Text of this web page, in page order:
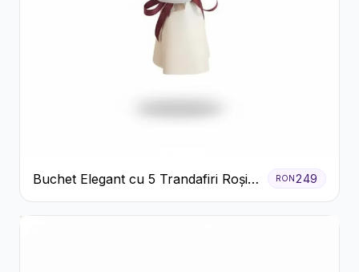
Buchet Elegant cu 5 Trandafiri Roșii
și Eucalipt
RON 249